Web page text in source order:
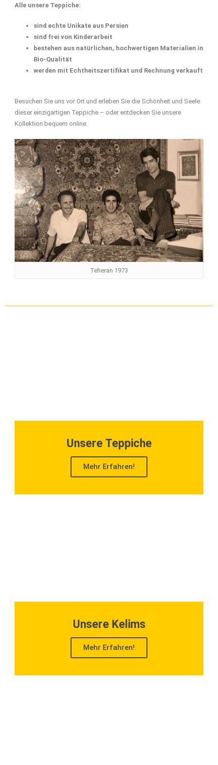
Alle unsere Teppiche:
sind echte Unikate aus Persien
sind frei von Kinderarbeit
bestehen aus natürlichen, hochwertigen Materialien in
Bio-Qualität
werden mit Echtheitszertifikat und Rechnung verkauft
Besuchen Sie uns vor Ort und erleben Sie die Schönheit und Seele
dieser einzigartigen Teppiche – oder entdecken Sie unsere
Kollektion bequem online.
Teheran 1973
Unsere Teppiche
Mehr Erfahren!
Unsere Kelims
Mehr Erfahren!